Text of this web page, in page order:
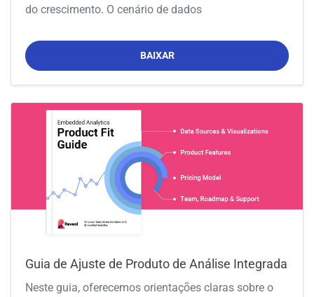
do crescimento. O cenário de dados
BAIXAR
Guia de Ajuste de Produto de Análise Integrada
Neste guia, oferecemos orientações claras sobre o